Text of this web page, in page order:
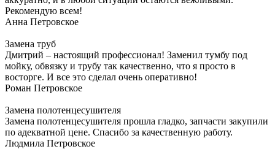
Рекомендую всем!
Анна Петровское
Замена труб
Дмитрий – настоящий профессионал! Заменил тумбу под
мойку, обвязку и трубу так качественно, что я просто в
восторге. И все это сделал очень оперативно!
Роман Петровское
Замена полотенцесушителя
Замена полотенцесушителя прошла гладко, запчасти закупили
по адекватной цене. Спасибо за качественную работу.
Людмила Петровское